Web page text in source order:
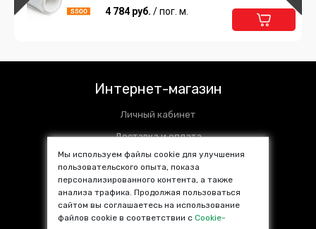
4 784 руб. / пог. м.
Интернет-магазин
Личный кабинет
Доставка и оплата
Установочные центры
Контакты
SALE %
Популярные товары
Мы используем файлы cookie для улучшения
пользовательского опыта, показа
персонализированного контента, а также
анализа трафика. Продолжая пользоваться
сайтом вы соглашаетесь на использование
файлов cookie в соответствии сCookie-